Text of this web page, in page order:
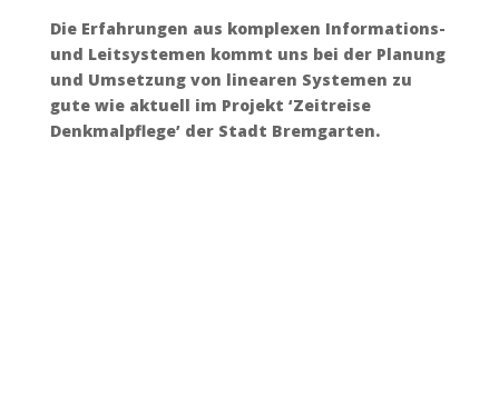
Die Erfahrungen aus komplexen Informations-
und Leitsystemen kommt uns bei der Planung
und Umsetzung von linearen Systemen zu
gute wie aktuell im Projekt ‘Zeitreise
Denkmalpflege’ der Stadt Bremgarten.